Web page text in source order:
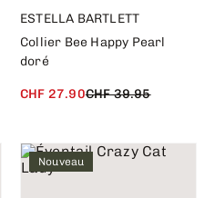
ESTELLA BARTLETT
Collier Bee Happy Pearl
doré
CHF 27.90CHF 39.95
Nouveau